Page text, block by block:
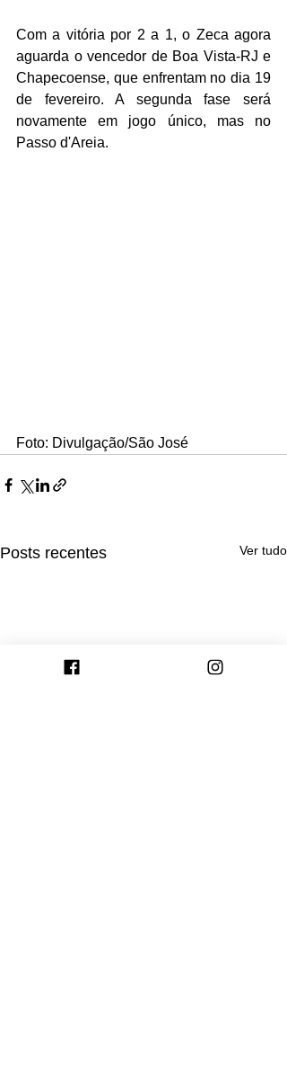
Com a vitória por 2 a 1, o Zeca agora
aguarda o vencedor de Boa Vista-RJ e
Chapecoense, que enfrentam no dia 19
de fevereiro. A segunda fase será
novamente em jogo único, mas no
Passo d'Areia.
Foto: Divulgação/São José
Posts recentes Ver tudo